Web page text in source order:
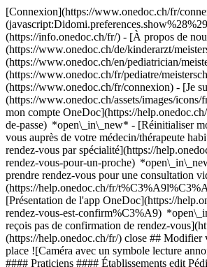
[Connexion](https://www.onedoc.ch/fr/
(https://info.onedoc.ch/fr/) - [À propos de
(https://www.onedoc.ch/de/kinderarzt/
(https://www.onedoc.ch/en/pediatrician/
(https://www.onedoc.ch/fr/pediatre/
(https://www.onedoc.ch/fr/connexion) - [Je
(https://www.onedoc.ch/assets/images/
mon compte OneDoc](https://
de-passe) *open\_in\_new* - [Réinitialiser
vous auprès de votre médecin/thérapeute
rendez-vous par spécialité](https://
rendez-vous-pour-un-proche)
prendre rendez-vous pour une consultation
(https://help.onedoc.ch/fr/
[Présentation de l'app OneDoc](https://